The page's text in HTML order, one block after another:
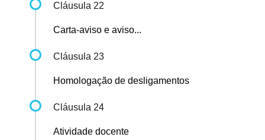
Cláusula 22
Carta-aviso e aviso...
Cláusula 23
Homologação de desligamentos
Cláusula 24
Atividade docente